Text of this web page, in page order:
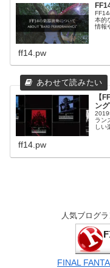
本的
情報
ff14.pw
【
ン
2019
ラン
しい
ff14.pw
人気ブログ
FINAL